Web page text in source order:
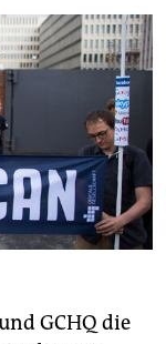
GCHQ die